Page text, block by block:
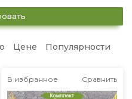
Цене Популярности
В избранное Сравнить